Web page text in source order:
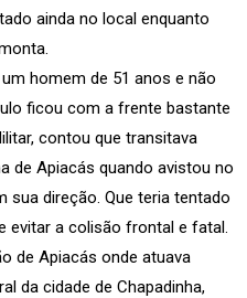
ainda no local enquanto
homem de 51 anos e não
ficou com a frente bastante
contou que transitava
de Apiacás quando avistou no
sua direção. Que teria tentado
evitar a colisão frontal e fatal.
de Apiacás onde atuava
da cidade de Chapadinha,